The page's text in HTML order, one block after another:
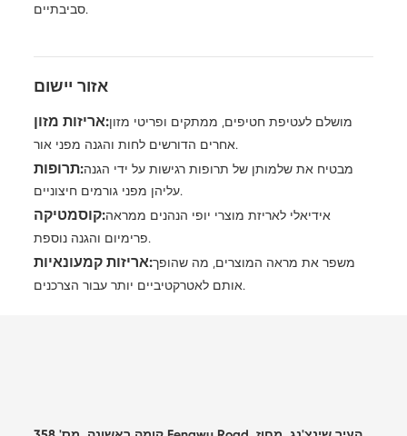
סביבתיים.
אזור יישום
אריזות מזון:מושלם לעטיפת חטיפים, ממתקים ופריטי מזון
אחרים הדורשים לחות והגנה מפני אור.
תרופות:מבטיח את שלמותן של תרופות רגישות על ידי הגנה
עליהן מפני גורמים חיצוניים.
קוסמטיקה:אידיאלי לאריזת מוצרי יופי הנהנים ממראה
פרימיום והגנה נוספת.
אריזות קמעונאיות:משפר את מראה המוצרים, מה שהופך
אותם לאטרקטיביים יותר עבור הצרכנים.